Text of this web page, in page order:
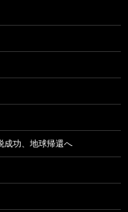
成功、地球帰還へ